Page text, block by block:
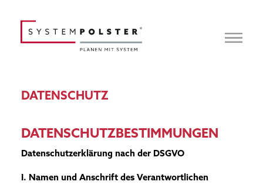
DATENSCHUTZ
DATENSCHUTZBESTIMMUNGEN
Datenschutzerklärung nach der DSGVO
I. Namen und Anschrift des Verantwortlichen